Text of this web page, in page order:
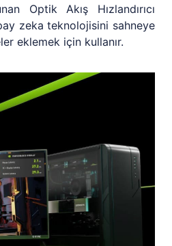
Optik Akış Hızlandırıcı
zeka teknolojisini sahneye
eklemek için kullanır.